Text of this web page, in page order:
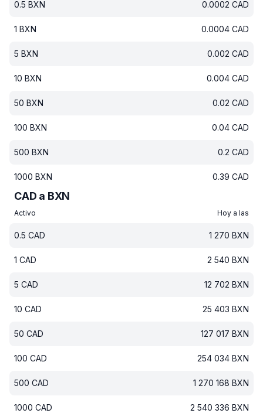
0.5 BXN 0.0002 CAD
1 BXN 0.0004 CAD
5 BXN 0.002 CAD
10 BXN 0.004 CAD
50 BXN 0.02 CAD
100 BXN 0.04 CAD
500 BXN 0.2 CAD
1000 BXN 0.39 CAD
CAD a BXN
Activo Hoy a las
0.5 CAD 1 270 BXN
1 CAD 2 540 BXN
5 CAD 12 702 BXN
10 CAD 25 403 BXN
50 CAD 127 017 BXN
100 CAD 254 034 BXN
500 CAD 1 270 168 BXN
1000 CAD 2 540 336 BXN